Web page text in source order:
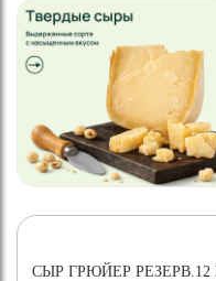
СЫР ГРЮЙЕР РЕЗЕРВ.12